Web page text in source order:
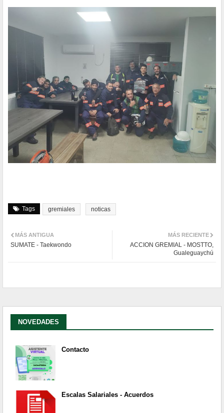
Tags gremiales noticas
MÁS RECIENTE
ACCION GREMIAL - MOSTTO,
Gualeguaychú
MÁS ANTIGUA
SUMATE - Taekwondo
NOVEDADES
Contacto
Escalas Salariales - Acuerdos